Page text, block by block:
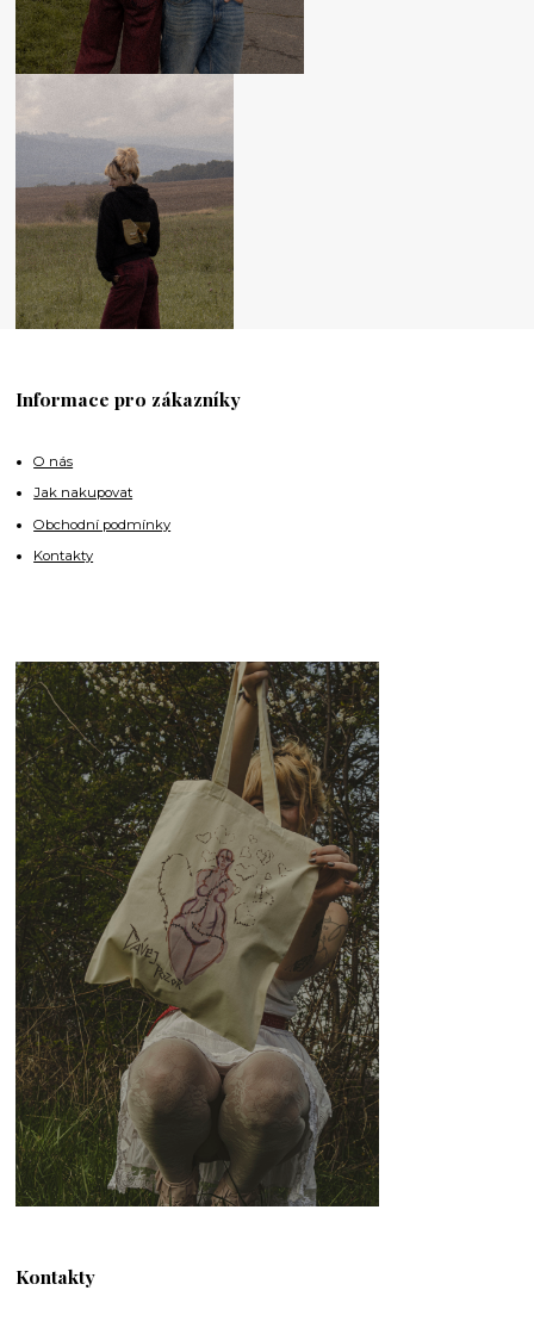
Informace pro zákazníky
O nás
Jak nakupovat
Obchodní podmínky
Kontakty
Kontakty